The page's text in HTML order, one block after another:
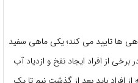
ها تایید می کند؛ یکی ماهی سفید
از افراد ایجاد نفخ و ازدیاد آب
افراد باید بعد از گذشت نیم تا یک